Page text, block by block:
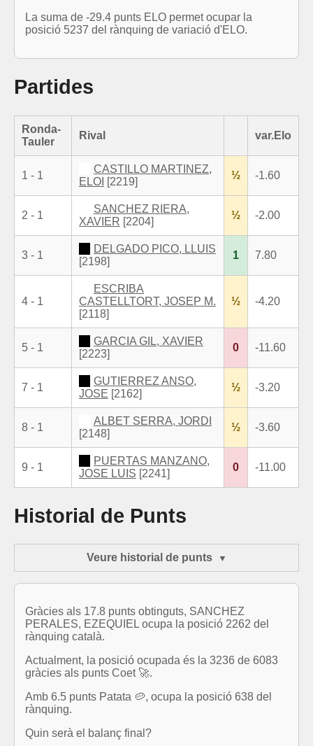
La suma de -29.4 punts ELO permet ocupar la
posició 5237 del rànquing de variació d'ELO.
Partides
Ronda-
Tauler
Rival var.Elo
1 - 1
CASTILLO MARTINEZ,
ELOI [2219]
½ -1.60
2 - 1
SANCHEZ RIERA,
XAVIER [2204]
½ -2.00
3 - 1
DELGADO PICO, LLUIS
[2198]
1 7.80
4 - 1
ESCRIBA
CASTELLTORT, JOSEP M.
[2118]
½ -4.20
5 - 1
GARCIA GIL, XAVIER
[2223]
0 -11.60
7 - 1
GUTIERREZ ANSO,
JOSE [2162]
½ -3.20
8 - 1
ALBET SERRA, JORDI
[2148]
½ -3.60
9 - 1
PUERTAS MANZANO,
JOSE LUIS [2241]
0 -11.00
Historial de Punts
Veure historial de punts
Gràcies als 17.8 punts obtinguts, SANCHEZ
PERALES, EZEQUIEL ocupa la posició 2262 del
rànquing català.
Actualment, la posició ocupada és la 3236 de 6083
gràcies als punts Coet 🚀.
Amb 6.5 punts Patata 🥔, ocupa la posició 638 del
rànquing.
Quin serà el balanç final?